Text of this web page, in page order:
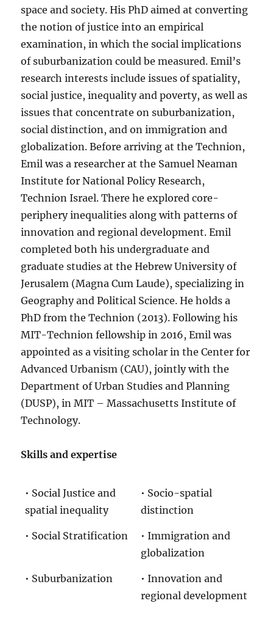
space and society. His PhD aimed at converting
the notion of justice into an empirical
examination, in which the social implications
of suburbanization could be measured. Emil’s
research interests include issues of spatiality,
social justice, inequality and poverty, as well as
issues that concentrate on suburbanization,
social distinction, and on immigration and
globalization. Before arriving at the Technion,
Emil was a researcher at the Samuel Neaman
Institute for National Policy Research,
Technion Israel. There he explored core-
periphery inequalities along with patterns of
innovation and regional development. Emil
completed both his undergraduate and
graduate studies at the Hebrew University of
Jerusalem (Magna Cum Laude), specializing in
Geography and Political Science. He holds a
PhD from the Technion (2013). Following his
MIT-Technion fellowship in 2016, Emil was
appointed as a visiting scholar in the Center for
Advanced Urbanism (CAU), jointly with the
Department of Urban Studies and Planning
(DUSP), in MIT – Massachusetts Institute of
Technology.
Skills and expertise
• Social Justice and
spatial inequality
• Socio-spatial
distinction
• Social Stratification
• Immigration and
globalization
• Suburbanization
• Innovation and
regional development